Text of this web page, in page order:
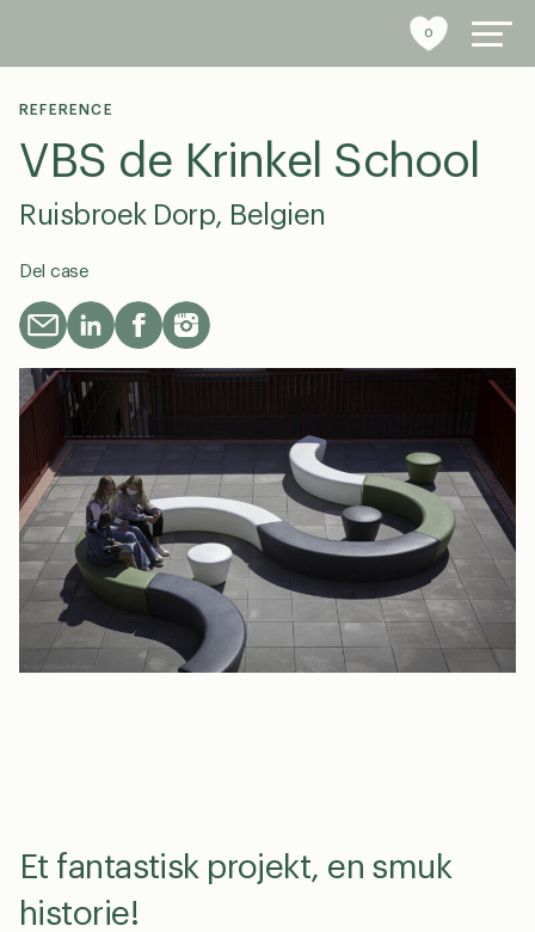
0
byrumsinventar
referencer
bæredygtighed
tools
stories
om os
REFERENCE
VBS de Krinkel School
Ruisbroek Dorp, Belgien
Del case
Et fantastisk projekt, en smuk
historie!